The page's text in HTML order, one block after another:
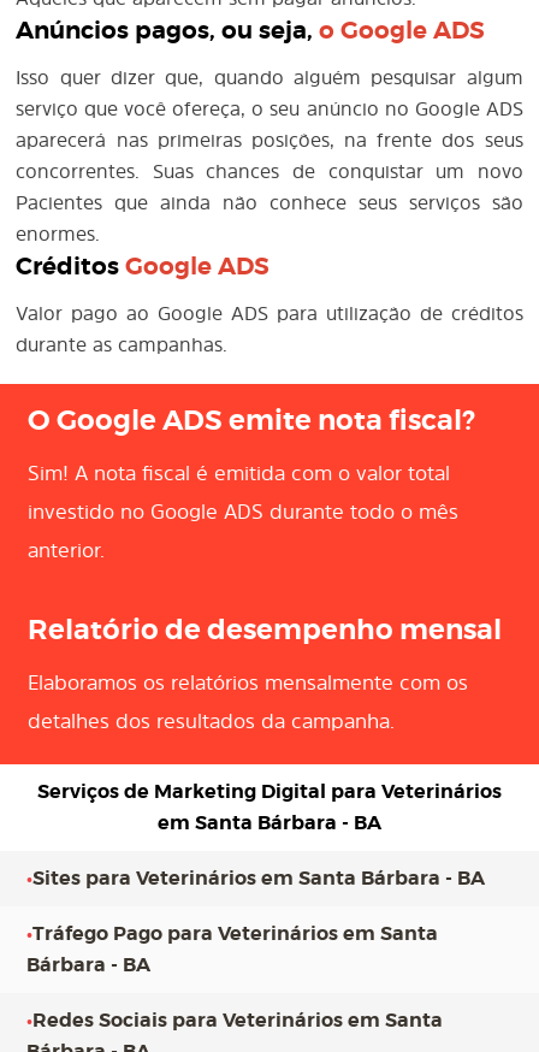
Anúncios pagos, ou seja,oGoogle ADS
Isso quer dizer que, quando alguém pesquisar algum
serviço que você ofereça, o seu anúncio no Google ADS
aparecerá nas primeiras posições, na frente dos seus
concorrentes. Suas chances de conquistar um novo
Pacientes que ainda não conhece seus serviços são
enormes.
CréditosGoogle ADS
Valor pago ao Google ADS para utilização de créditos
durante as campanhas.
O Google ADS emite nota fiscal?
Sim! A nota fiscal é emitida com o valor total
investido no Google ADS durante todo o mês
anterior.
Relatório de desempenho mensal
Elaboramos os relatórios mensalmente com os
detalhes dos resultados da campanha.
Serviços de Marketing Digital para Veterinários
em Santa Bárbara - BA
•Sites para Veterinários em Santa Bárbara - BA
•Tráfego Pago para Veterinários em Santa
Bárbara - BA
•Redes Sociais para Veterinários em Santa